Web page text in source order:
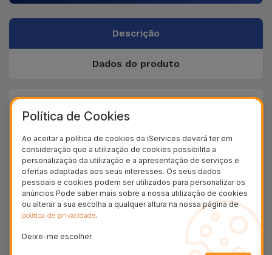
Descrição
Dados do produto
Testes de qualidade
Clientes satisfeitos
+ 100.000
Garantia Duradoura
36 Meses
24H
Conheça o Samsung Galaxy S23
Política de Cookies
Ao aceitar a política de cookies da iServices deverá ter em
consideração que a utilização de cookies possibilita a
personalização da utilização e a apresentação de serviços e
ofertas adaptadas aos seus interesses. Os seus dados
pessoais e cookies podem ser utilizados para personalizar os
anúncios.Pode saber mais sobre a nossa utilização de cookies
ou alterar a sua escolha a qualquer altura na nossa página de
política de privacidade.
Deixe-me escolher